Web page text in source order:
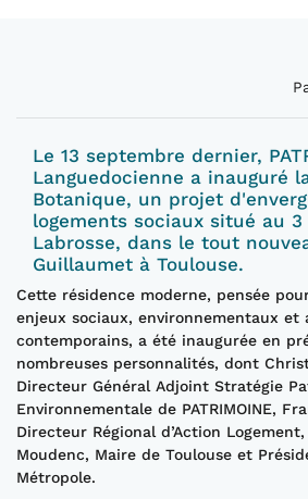
Le 13 septembre dernier,
Languedocienne a inauguré
Botanique, un projet
logements sociaux situé au
Labrosse, dans le tout
Guillaumet à Toulouse.
Cette résidence moderne, pensée
enjeux sociaux, environnementaux et
contemporains, a été inaugurée en
nombreuses personnalités, dont
Directeur Général Adjoint Stratégie
Environnementale de PATRIMOINE,
Directeur Régional d’Action
Moudenc, Maire de Toulouse et
Métropole.